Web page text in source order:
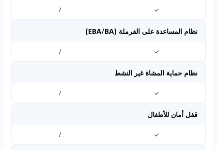
✓
/
نظام المساعدة على الفرملة (EBA/BA)
✓
/
نظام حماية المشاة غير النشط
✓
/
قفل أمان للأطفال
✓
/